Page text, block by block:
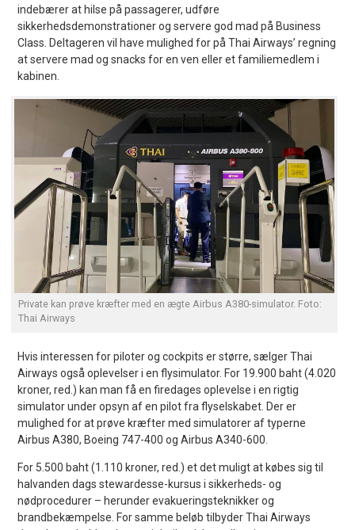
indebærer at hilse på passagerer, udføre
sikkerhedsdemonstrationer og servere god mad på Business
Class. Deltageren vil have mulighed for på Thai Airways’ regning
at servere mad og snacks for en ven eller et familiemedlem i
kabinen.
Private kan prøve kræfter med en ægte Airbus A380-simulator. Foto:
Thai Airways
Hvis interessen for piloter og cockpits er større, sælger Thai
Airways også oplevelser i en flysimulator. For 19.900 baht (4.020
kroner, red.) kan man få en firedages oplevelse i en rigtig
simulator under opsyn af en pilot fra flyselskabet. Der er
mulighed for at prøve kræfter med simulatorer af typerne
Airbus A380, Boeing 747-400 og Airbus A340-600.
For 5.500 baht (1.110 kroner, red.) et det muligt at købes sig til
halvanden dags stewardesse-kursus i sikkerheds- og
nødprocedurer – herunder evakueringsteknikker og
brandbekæmpelse. For samme beløb tilbyder Thai Airways